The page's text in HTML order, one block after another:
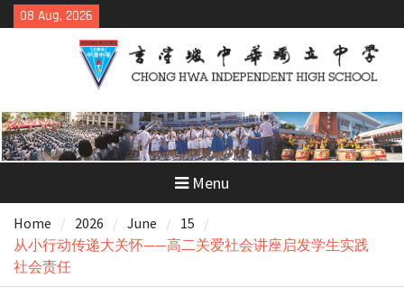
Skip
to
08 Aug, 2026
Menu
Home 2026 June
15
从小行动传递大关怀——高二关爱社会讲座启发学生实践
社会责任